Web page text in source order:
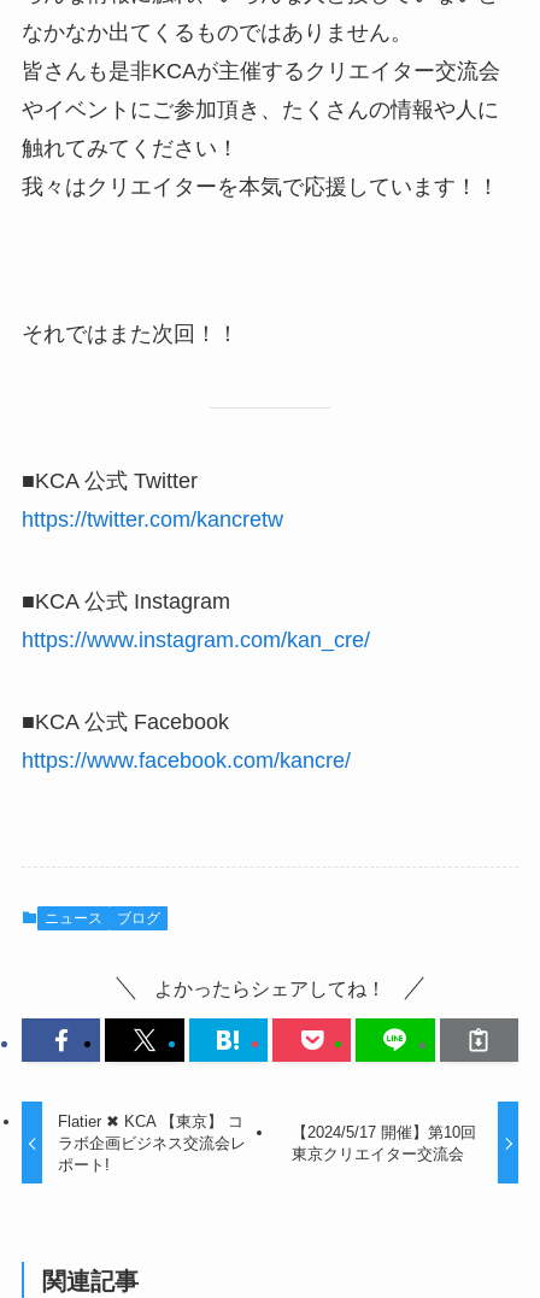
なかなか出てくるものではありません。
皆さんも是非KCAが主催するクリエイター交流会
やイベントにご参加頂き、たくさんの情報や人に
触れてみてください！
我々はクリエイターを本気で応援しています！！
それではまた次回！！
■KCA 公式 Twitter
https://twitter.com/kancretw
■KCA 公式 Instagram
https://www.instagram.com/kan_cre/
■KCA 公式 Facebook
https://www.facebook.com/kancre/
ニュース ブログ
よかったらシェアしてね！
Flatier ✖ KCA 【東京】 コ
ラボ企画ビジネス交流会レ
ポート!
【2024/5/17 開催】第10回
東京クリエイター交流会
関連記事